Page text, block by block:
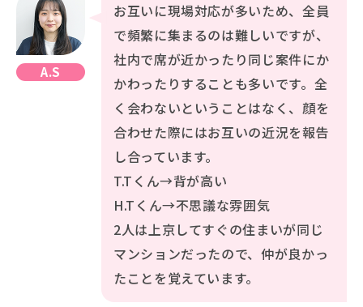
A.S
お互いに現場対応が多いため、全員
で頻繁に集まるのは難しいですが、
社内で席が近かったり同じ案件にか
かわったりすることも多いです。全
く会わないということはなく、顔を
合わせた際にはお互いの近況を報告
し合っています。
T.Tくん→背が高い
H.Tくん→不思議な雰囲気
2人は上京してすぐの住まいが同じ
マンションだったので、仲が良かっ
たことを覚えています。